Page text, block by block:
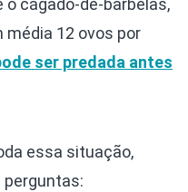
o cágado-de-barbelas,
média 12 ovos por
ser predada antes
essa situação,